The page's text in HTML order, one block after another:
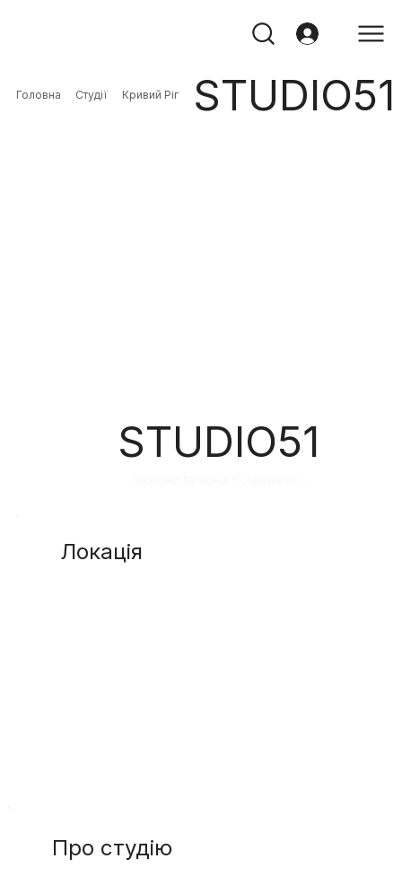
Головна Студії Кривий Ріг STUDIO51
STUDIO51
Локація
Про студію